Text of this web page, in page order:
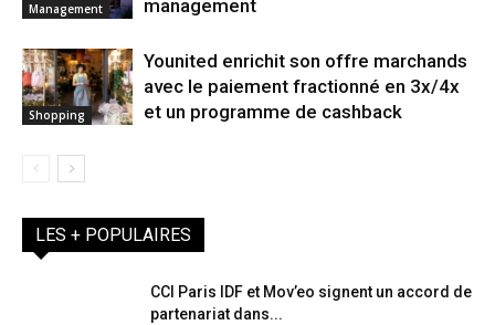
Management management
Shopping
Younited enrichit son offre marchands
avec le paiement fractionné en 3x/4x
et un programme de cashback
LES + POPULAIRES
CCI Paris IDF et Mov’eo signent un accord de
partenariat dans...